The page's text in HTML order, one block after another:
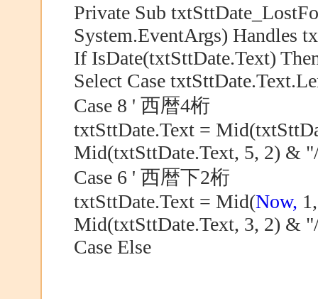
Private Sub
System.EventArgs) Handles
If IsDate(txtSttDate.Text)
Select Case
Case 8 ' 西暦4桁
txtSttDate.Text =
Mid(txtSttDate.Text, 5, 2) &
Case 6 ' 西暦下2桁
txtSttDate.Text = Mid(Now,
Mid(txtSttDate.Text, 3, 2) &
Case Else